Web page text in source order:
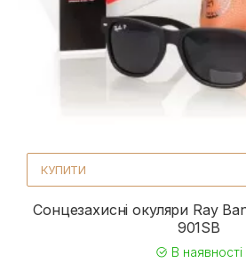
КУПИТИ
Сонцезахисні окуляри Ray
901SB
В наявності